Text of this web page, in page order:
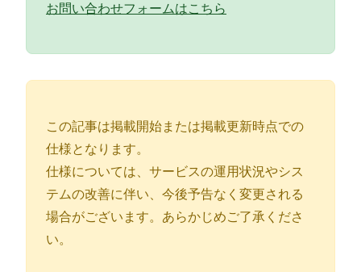
お問い合わせフォームはこちら
この記事は掲載開始または掲載更新時点での
仕様となります。
仕様については、サービスの運用状況やシス
テムの改善に伴い、今後予告なく変更される
場合がございます。あらかじめご了承くださ
い。